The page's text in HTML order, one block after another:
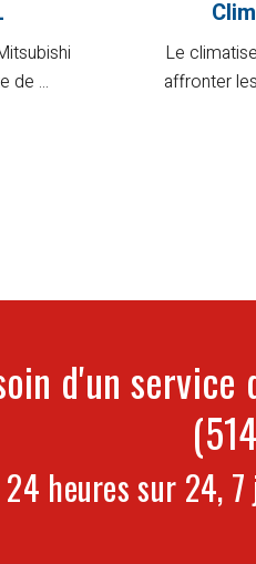
de ...
Le
affronter
d'un service
24 heures sur 24,